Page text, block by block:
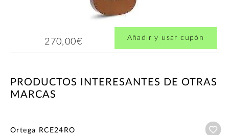
270,00€ Añadir y usar cupón
PRODUCTOS INTERESANTES DE OTRAS
MARCAS
Ortega RCE24RO